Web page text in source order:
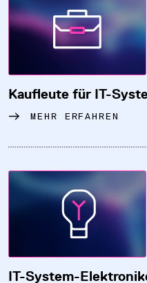
Kaufleute für IT-
MEHR ERFAHREN
IT-System-